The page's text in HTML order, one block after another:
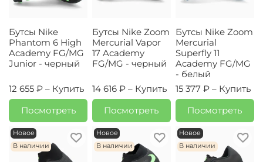
Бутсы Nike
Phantom 6 High
Academy FG/MG
Junior - черный
12 655 ₽ – Купить
Посмотреть
Бутсы Nike Zoom
Mercurial Vapor
17 Academy
FG/MG - черный
14 616 ₽ – Купить
Посмотреть
Бутсы Nike Zoom
Mercurial
Superfly 11
Academy FG/MG
- белый
15 377 ₽ – Купить
Посмотреть
Новое
В наличии
Новое
В наличии
Новое
В наличии